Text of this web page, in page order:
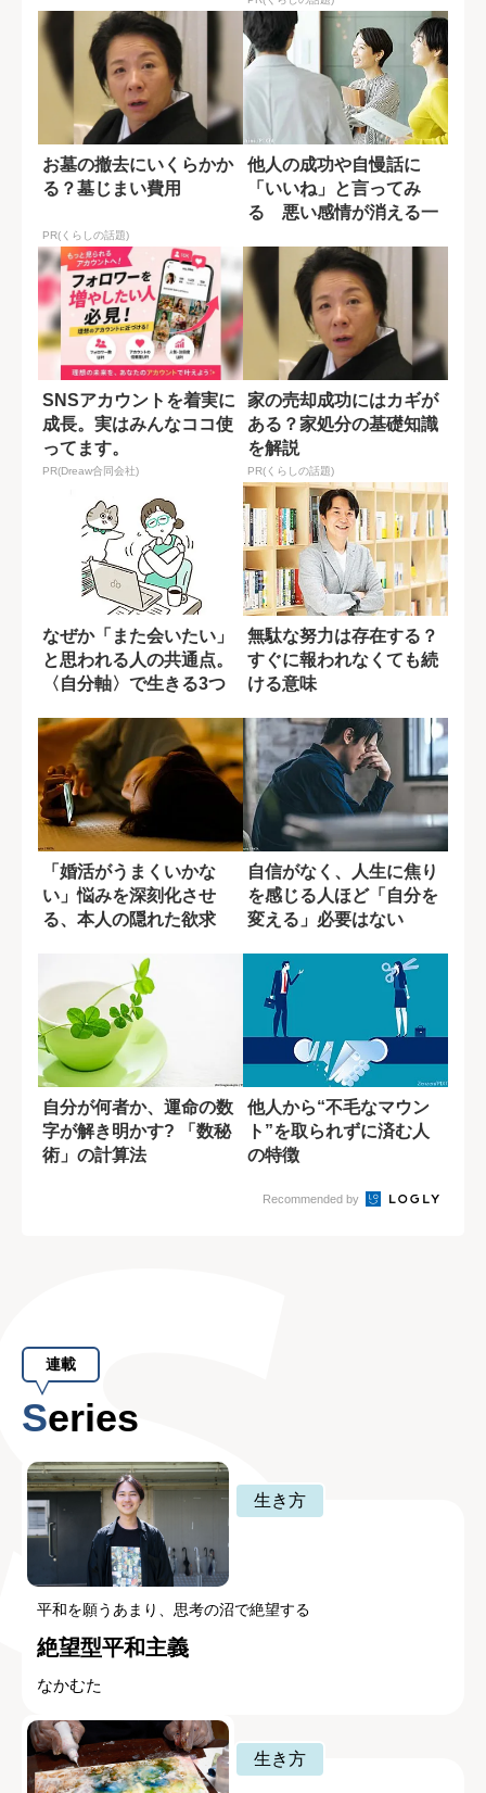
お墓の撤去にいくらかか
る？墓じまい費用
PR(くらしの話題)
他人の成功や自慢話に
「いいね」と言ってみ
る 悪い感情が消える一
SNSアカウントを着実に
成長。実はみんなココ使
ってます。
PR(Dreaw合同会社)
家の売却成功にはカギが
ある？家処分の基礎知識
を解説
PR(くらしの話題)
なぜか「また会いたい」
と思われる人の共通点。
〈自分軸〉で生きる3つ
無駄な努力は存在する？
すぐに報われなくても続
ける意味
「婚活がうまくいかな
い」悩みを深刻化させ
る、本人の隠れた欲求
自信がなく、人生に焦り
を感じる人ほど「自分を
変える」必要はない
自分が何者か、運命の数
字が解き明かす? 「数秘
術」の計算法
他人から“不毛なマウン
ト”を取られずに済む人
の特徴
Recommended by
連載
Series
生き方
平和を願うあまり、思考の沼で絶望する
絶望型平和主義
なかむた
生き方